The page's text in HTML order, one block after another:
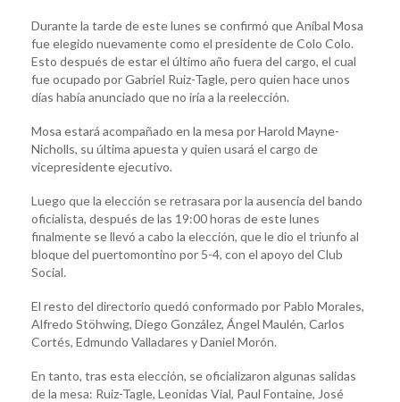
Durante la tarde de este lunes se confirmó que Aníbal Mosa
fue elegido nuevamente como el presidente de Colo Colo.
Esto después de estar el último año fuera del cargo, el cual
fue ocupado por Gabriel Ruiz-Tagle, pero quien hace unos
días había anunciado que no iría a la reelección.
Mosa estará acompañado en la mesa por Harold Mayne-
Nicholls, su última apuesta y quien usará el cargo de
vicepresidente ejecutivo.
Luego que la elección se retrasara por la ausencia del bando
oficialista, después de las 19:00 horas de este lunes
finalmente se llevó a cabo la elección, que le dio el triunfo al
bloque del puertomontino por 5-4, con el apoyo del Club
Social.
El resto del directorio quedó conformado por Pablo Morales,
Alfredo Stöhwing, Diego González, Ángel Maulén, Carlos
Cortés, Edmundo Valladares y Daniel Morón.
En tanto, tras esta elección, se oficializaron algunas salidas
de la mesa: Ruiz-Tagle, Leonidas Vial, Paul Fontaine, José